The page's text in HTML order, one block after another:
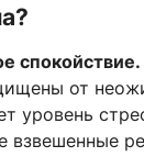
спокойствие.
от
уровень
взвешенные